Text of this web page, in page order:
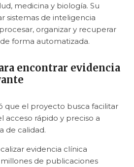
medicina y biología. Su
sistemas de inteligencia
organizar y recuperar
forma automatizada.
encontrar evidencia
que el proyecto busca facilitar
acceso rápido y preciso a
de calidad.
evidencia clínica
de publicaciones